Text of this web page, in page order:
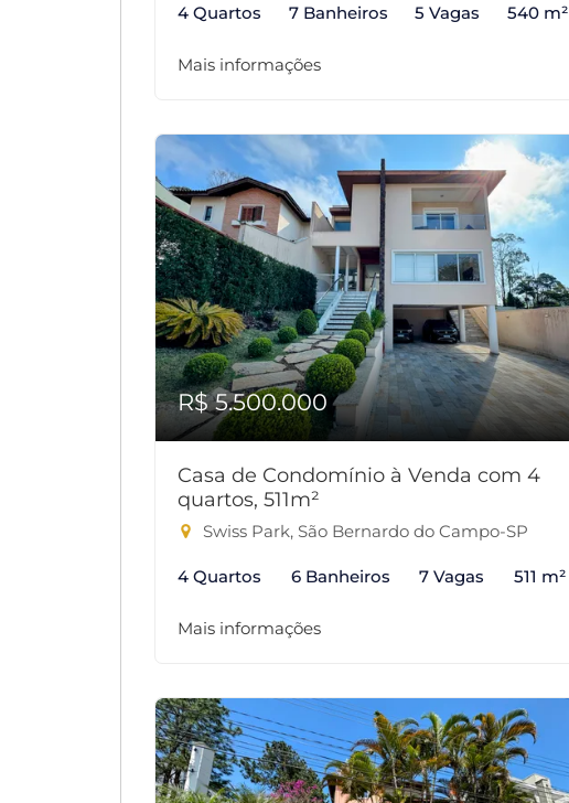
4 Quartos 7 Banheiros 5 Vagas 540 m²
Mais informações
R$ 5.500.000
Casa de Condomínio à Venda com 4
quartos, 511m²
Swiss Park, São Bernardo do Campo-SP
4 Quartos 6 Banheiros 7 Vagas 511 m²
Mais informações